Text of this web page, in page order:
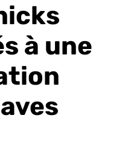
à une